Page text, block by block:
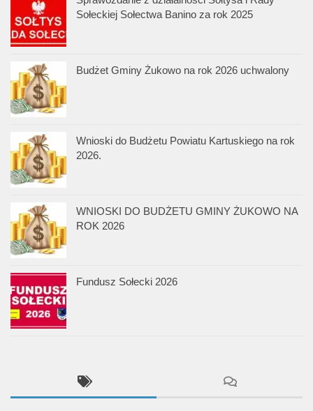
Sołeckiej Sołectwa Banino za rok 2025
Budżet Gminy Żukowo na rok 2026 uchwalony
Wnioski do Budżetu Powiatu Kartuskiego na rok
2026.
WNIOSKI DO BUDŻETU GMINY ŻUKOWO NA
ROK 2026
Fundusz Sołecki 2026